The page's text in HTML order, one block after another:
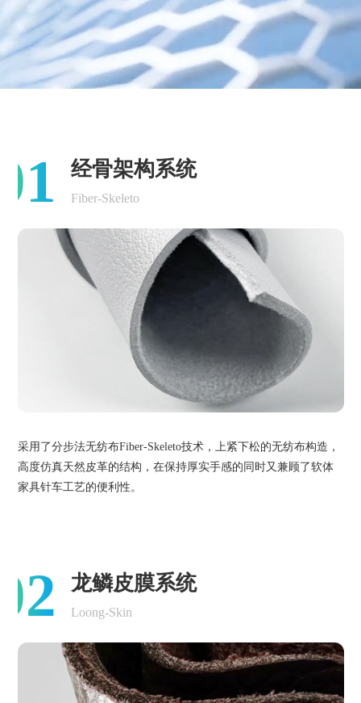
经骨架构系统
Fiber-Skeleto
采用了分步法无纺布Fiber-Skeleto技术，上紧下松的无纺布构造，
高度仿真天然皮革的结构，在保持厚实手感的同时又兼顾了软体
家具针车工艺的便利性。
龙鳞皮膜系统
Loong-Skin